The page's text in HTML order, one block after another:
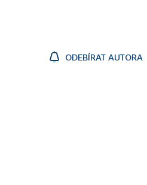
ODEBÍRAT AUTORA